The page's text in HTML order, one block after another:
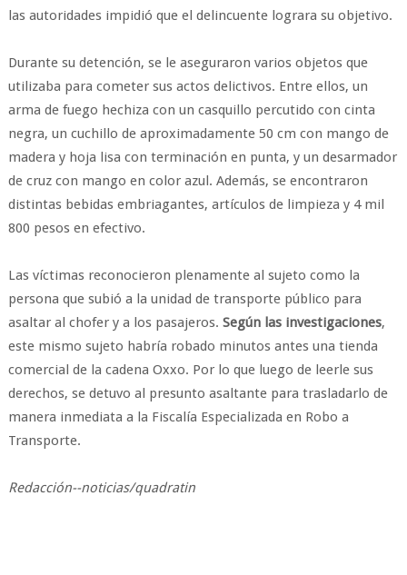
las autoridades impidió que el delincuente lograra su objetivo.
Durante su detención, se le aseguraron varios objetos que
utilizaba para cometer sus actos delictivos. Entre ellos, un
arma de fuego hechiza con un casquillo percutido con cinta
negra, un cuchillo de aproximadamente 50 cm con mango de
madera y hoja lisa con terminación en punta, y un desarmador
de cruz con mango en color azul. Además, se encontraron
distintas bebidas embriagantes, artículos de limpieza y 4 mil
800 pesos en efectivo.
Las víctimas reconocieron plenamente al sujeto como la
persona que subió a la unidad de transporte público para
asaltar al chofer y a los pasajeros. Según las investigaciones,
este mismo sujeto habría robado minutos antes una tienda
comercial de la cadena Oxxo. Por lo que luego de leerle sus
derechos, se detuvo al presunto asaltante para trasladarlo de
manera inmediata a la Fiscalía Especializada en Robo a
Transporte.
Redacción--noticias/quadratin